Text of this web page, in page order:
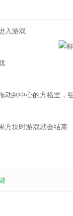
入游戏
到中心的方格里，
块时游戏就会结束